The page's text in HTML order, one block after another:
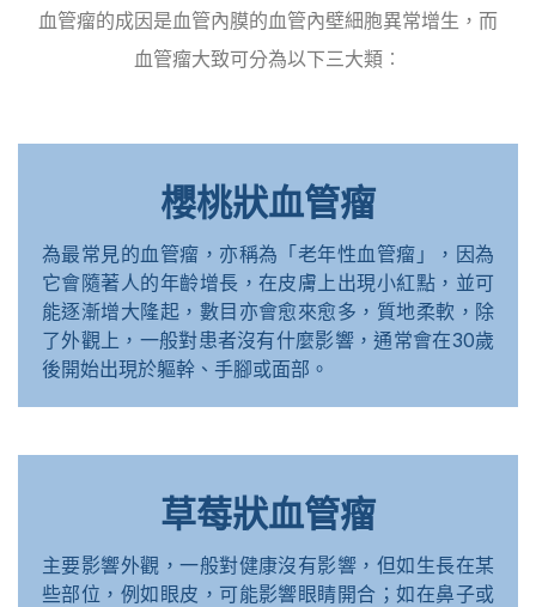
血管瘤的成因是血管內膜的血管內壁細胞異常增生，而
血管瘤大致可分為以下三大類︰
櫻桃狀血管瘤
為最常見的血管瘤，亦稱為「老年性血管瘤」，因為
它會隨著人的年齡增長，在皮膚上出現小紅點，並可
能逐漸增大隆起，數目亦會愈來愈多，質地柔軟，除
了外觀上，一般對患者沒有什麼影響，通常會在30歲
後開始出現於軀幹、手腳或面部。
草莓狀血管瘤
主要影響外觀，一般對健康沒有影響，但如生長在某
些部位，例如眼皮，可能影響眼睛開合；如在鼻子或